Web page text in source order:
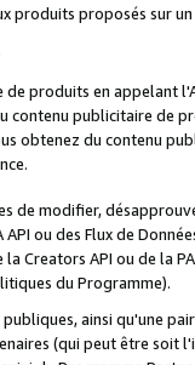
produits proposés sur
produits en appelant
publicitaire de
obtenez du contenu
de modifier,
ou des Flux de
Creators API ou de la
du Programme).
ainsi qu'une
(qui peut être soit